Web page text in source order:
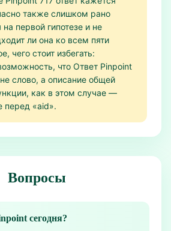
также слишком рано
первой гипотезе и не
ли она ко всем пяти
чего стоит избегать:
что Ответ Pinpoint
слово, а описание общей
как в этом случае —
перед «aid».
Вопросы
сегодня?